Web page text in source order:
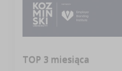
TOP 3 miesiąca